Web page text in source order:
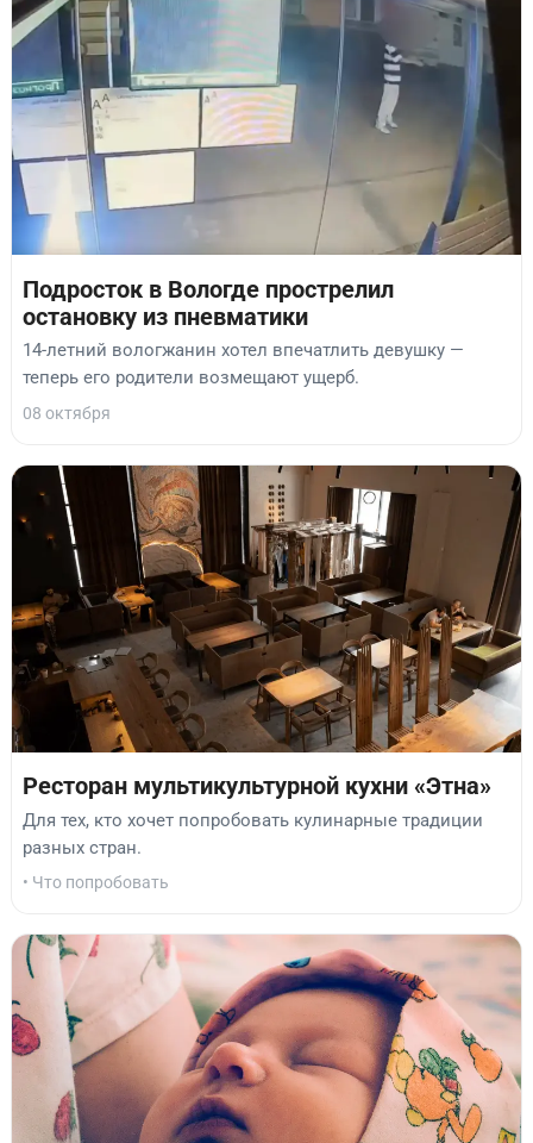
Подросток в Вологде прострелил
остановку из пневматики
14-летний вологжанин хотел впечатлить девушку —
теперь его родители возмещают ущерб.
08 октября
Ресторан мультикультурной кухни «Этна»
Для тех, кто хочет попробовать кулинарные традиции
разных стран.
• Что попробовать